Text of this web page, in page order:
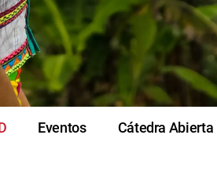
Eventos Cátedra Abierta